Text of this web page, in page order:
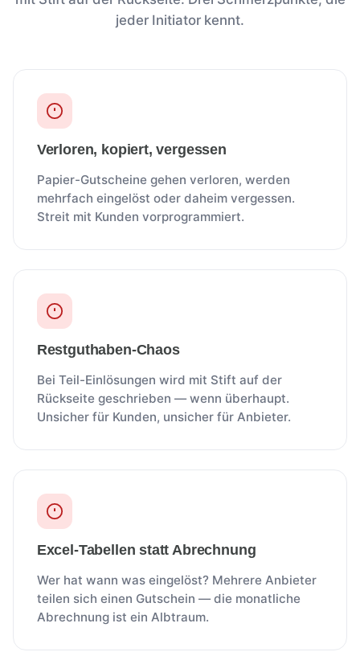
jeder Initiator kennt.
Verloren, kopiert, vergessen
Papier-Gutscheine gehen verloren, werden
mehrfach eingelöst oder daheim vergessen.
Streit mit Kunden vorprogrammiert.
Restguthaben-Chaos
Bei Teil-Einlösungen wird mit Stift auf der
Rückseite geschrieben — wenn überhaupt.
Unsicher für Kunden, unsicher für Anbieter.
Excel-Tabellen statt Abrechnung
Wer hat wann was eingelöst? Mehrere Anbieter
teilen sich einen Gutschein — die monatliche
Abrechnung ist ein Albtraum.